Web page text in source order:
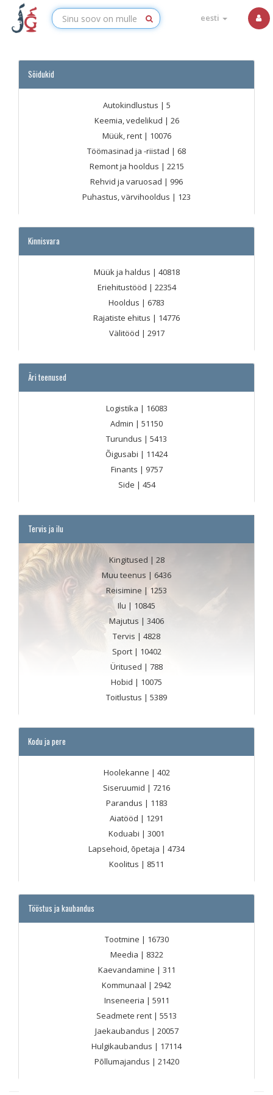
eesti
Sõidukid
Autokindlustus | 5
Keemia, vedelikud | 26
Müük, rent | 10076
Töömasinad ja -riistad | 68
Remont ja hooldus | 2215
Rehvid ja varuosad | 996
Puhastus, värvihooldus | 123
Kinnisvara
Müük ja haldus | 40818
Eriehitustööd | 22354
Hooldus | 6783
Rajatiste ehitus | 14776
Välitööd | 2917
Äri teenused
Logistika | 16083
Admin | 51150
Turundus | 5413
Õigusabi | 11424
Finants | 9757
Side | 454
Tervis ja ilu
Kingitused | 28
Muu teenus | 6436
Reisimine | 1253
Ilu | 10845
Majutus | 3406
Tervis | 4828
Sport | 10402
Üritused | 788
Hobid | 10075
Toitlustus | 5389
Kodu ja pere
Hoolekanne | 402
Siseruumid | 7216
Parandus | 1183
Aiatööd | 1291
Koduabi | 3001
Lapsehoid, õpetaja | 4734
Koolitus | 8511
Tööstus ja kaubandus
Tootmine | 16730
Meedia | 8322
Kaevandamine | 311
Kommunaal | 2942
Inseneeria | 5911
Seadmete rent | 5513
Jaekaubandus | 20057
Hulgikaubandus | 17114
Põllumajandus | 21420